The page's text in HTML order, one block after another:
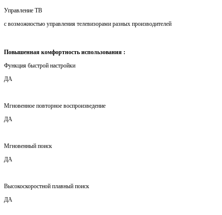
Управление ТВ
с возможностью управления телевизорами разных производителей
Повышенная комфортность использования :
Функция быстрой настройки
ДА
Мгновенное повторное воспроизведение
ДА
Мгновенный поиск
ДА
Высокоскоростной плавный поиск
ДА